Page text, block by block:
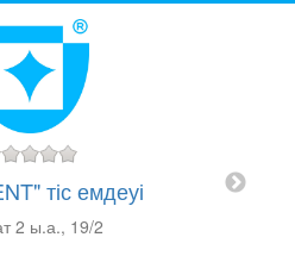
тіс емдеуі
2 ы.а., 19/2